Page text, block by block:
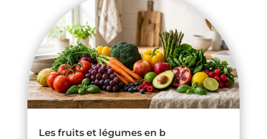
Les fruits et légumes en b